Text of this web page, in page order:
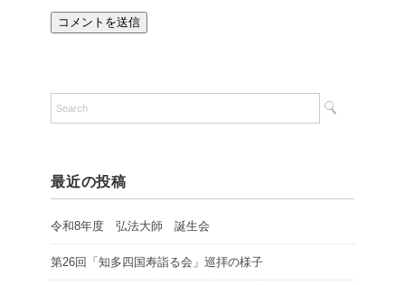
最近の投稿
令和8年度 弘法大師 誕生会
第26回「知多四国寿詣る会」巡拝の様子